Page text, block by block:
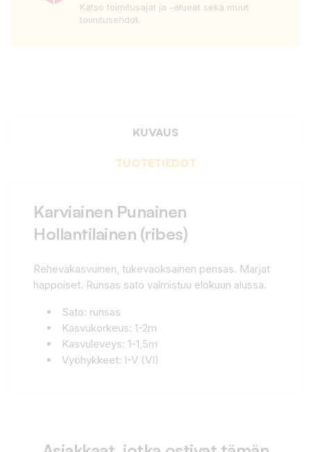
Katso toimitusajat ja -alueet sekä muut
toimitusehdot.
KUVAUS
TUOTETIEDOT
Karviainen Punainen
Hollantilainen (ribes)
Reheväkasvuinen, tukevaoksainen pensas. Marjat
happoiset. Runsas sato valmistuu elokuun alussa.
Sato: runsas
Kasvukorkeus: 1-2m
Kasvuleveys: 1-1,5m
Vyöhykkeet: I-V (VI)